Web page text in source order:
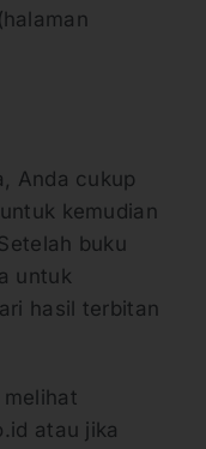
Anda cukup
kemudian
buku
untuk
hasil terbitan
atau jika